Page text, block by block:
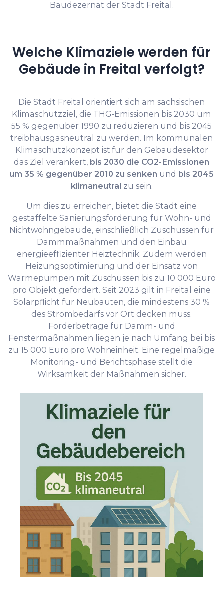
Baudezernat der Stadt Freital.
Welche Klimaziele werden für
Gebäude in Freital verfolgt?
Die Stadt Freital orientiert sich am sächsischen
Klimaschutzziel, die THG-Emissionen bis 2030 um
55 % gegenüber 1990 zu reduzieren und bis 2045
treibhausgasneutral zu werden. Im kommunalen
Klimaschutzkonzept ist für den Gebäudesektor
das Ziel verankert, bis 2030 die CO2-Emissionen
um 35 % gegenüber 2010 zu senken und bis 2045
klimaneutral zu sein.
Um dies zu erreichen, bietet die Stadt eine
gestaffelte Sanierungsförderung für Wohn- und
Nichtwohngebäude, einschließlich Zuschüssen für
Dämmmaßnahmen und den Einbau
energieeffizienter Heiztechnik. Zudem werden
Heizungsoptimierung und der Einsatz von
Wärmepumpen mit Zuschüssen bis zu 10 000 Euro
pro Objekt gefördert. Seit 2023 gilt in Freital eine
Solarpflicht für Neubauten, die mindestens 30 %
des Strombedarfs vor Ort decken muss.
Förderbeträge für Dämm- und
Fenstermaßnahmen liegen je nach Umfang bei bis
zu 15 000 Euro pro Wohneinheit. Eine regelmäßige
Monitoring- und Berichtsphase stellt die
Wirksamkeit der Maßnahmen sicher.